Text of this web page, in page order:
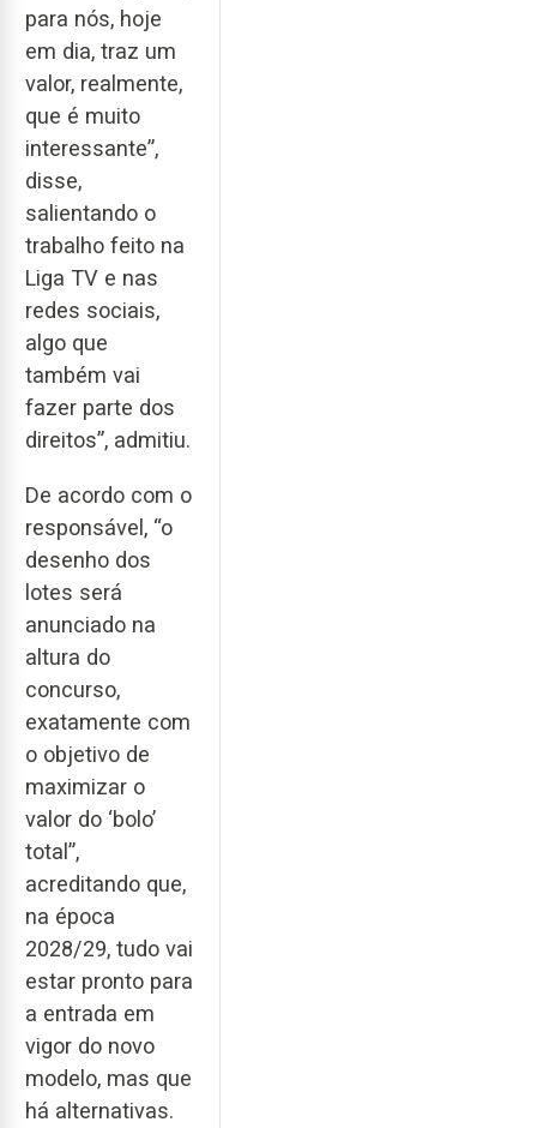
para nós, hoje
em dia, traz um
valor, realmente,
que é muito
interessante”,
disse,
salientando o
trabalho feito na
Liga TV e nas
redes sociais,
algo que
também vai
fazer parte dos
direitos”, admitiu.
De acordo com o
responsável, “o
desenho dos
lotes será
anunciado na
altura do
concurso,
exatamente com
o objetivo de
maximizar o
valor do ‘bolo’
total”,
acreditando que,
na época
2028/29, tudo vai
estar pronto para
a entrada em
vigor do novo
modelo, mas que
há alternativas.